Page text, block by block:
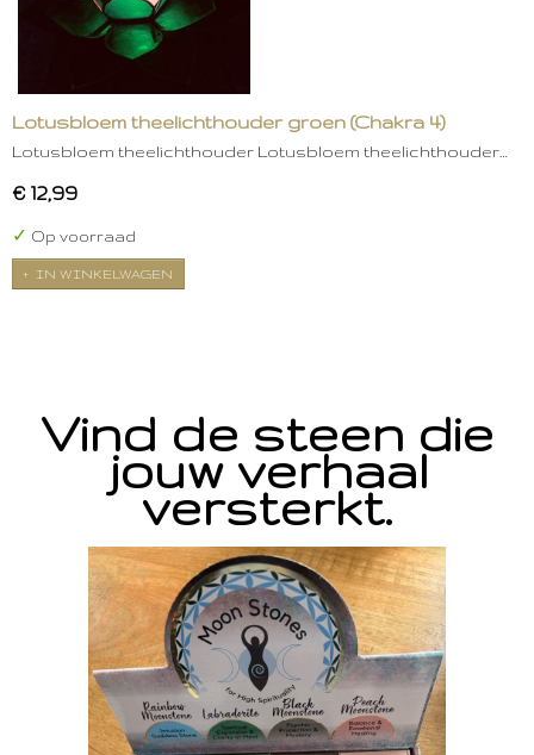
Lotusbloem theelichthouder groen (Chakra 4)
Lotusbloem theelichthouder Lotusbloem theelichthouder…
€ 12,99
✓ Op voorraad
IN WINKELWAGEN
Vind de steen die
jouw verhaal
versterkt.